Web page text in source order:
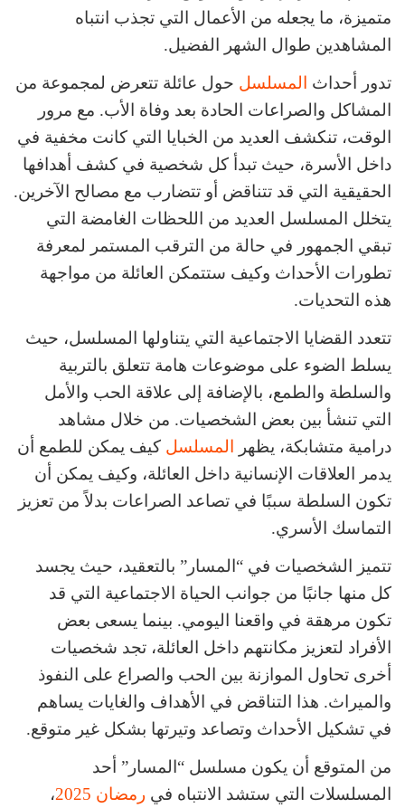
متميزة، ما يجعله من الأعمال التي تجذب انتباه
المشاهدين طوال الشهر الفضيل.
تدور أحداث
المسلسل حول عائلة تتعرض لمجموعة من
المشاكل والصراعات الحادة بعد وفاة الأب. مع مرور
الوقت، تنكشف العديد من الخبايا التي كانت مخفية في
داخل الأسرة، حيث تبدأ كل شخصية في كشف أهدافها
الحقيقية التي قد تتناقض أو تتضارب مع مصالح الآخرين.
يتخلل المسلسل العديد من اللحظات الغامضة التي
تبقي الجمهور في حالة من الترقب المستمر لمعرفة
تطورات الأحداث وكيف ستتمكن العائلة من مواجهة
هذه التحديات.
تتعدد القضايا الاجتماعية التي يتناولها المسلسل، حيث
يسلط الضوء على موضوعات هامة تتعلق بالتربية
والسلطة والطمع، بالإضافة إلى علاقة الحب والأمل
التي تنشأ بين بعض الشخصيات. من خلال مشاهد
درامية متشابكة، يظهر
المسلسل كيف يمكن للطمع أن
يدمر العلاقات الإنسانية داخل العائلة، وكيف يمكن أن
تكون السلطة سببًا في تصاعد الصراعات بدلاً من تعزيز
التماسك الأسري.
تتميز الشخصيات في “المسار” بالتعقيد، حيث يجسد
كل منها جانبًا من جوانب الحياة الاجتماعية التي قد
تكون مرهقة في واقعنا اليومي. بينما يسعى بعض
الأفراد لتعزيز مكانتهم داخل العائلة، تجد شخصيات
أخرى تحاول الموازنة بين الحب والصراع على النفوذ
والميراث. هذا التناقض في الأهداف والغايات يساهم
في تشكيل الأحداث وتصاعد وتيرتها بشكل غير متوقع.
من المتوقع أن يكون مسلسل “المسار” أحد
المسلسلات التي ستشد الانتباه في رمضان 2025
،